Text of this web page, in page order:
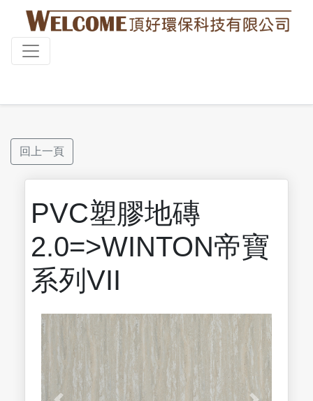
回上一頁
PVC塑膠地磚
2.0=>WINTON帝寶
系列VII